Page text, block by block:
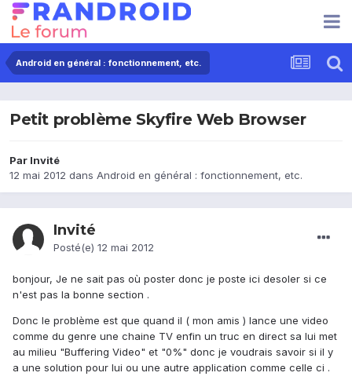
Android en général : fonctionnement, etc.
Petit problème Skyfire Web Browser
Par Invité
12 mai 2012 dans Android en général : fonctionnement, etc.
Invité
Posté(e) 12 mai 2012
bonjour, Je ne sait pas où poster donc je poste ici desoler si ce
n'est pas la bonne section .
Donc le problème est que quand il ( mon amis ) lance une video
comme du genre une chaine TV enfin un truc en direct sa lui met
au milieu "Buffering Video" et "0%" donc je voudrais savoir si il y
a une solution pour lui ou une autre application comme celle ci .